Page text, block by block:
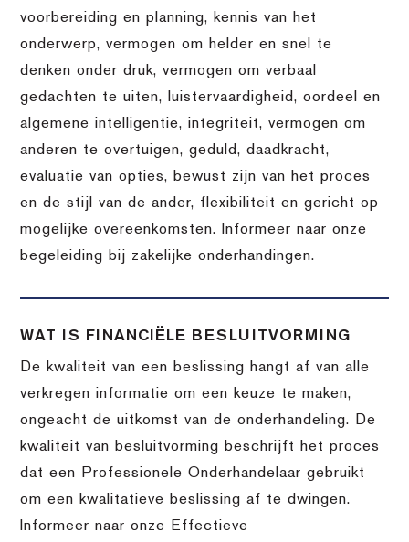
voorbereiding en planning, kennis van het
onderwerp, vermogen om helder en snel te
denken onder druk, vermogen om verbaal
gedachten te uiten, luistervaardigheid, oordeel en
algemene intelligentie, integriteit, vermogen om
anderen te overtuigen, geduld, daadkracht,
evaluatie van opties, bewust zijn van het proces
en de stijl van de ander, flexibiliteit en gericht op
mogelijke overeenkomsten. Informeer naar onze
begeleiding bij zakelijke onderhandingen.
WAT IS FINANCIËLE BESLUITVORMING
De kwaliteit van een beslissing hangt af van alle
verkregen informatie om een keuze te maken,
ongeacht de uitkomst van de onderhandeling. De
kwaliteit van besluitvorming beschrijft het proces
dat een Professionele Onderhandelaar gebruikt
om een kwalitatieve beslissing af te dwingen.
Informeer naar onze Effectieve